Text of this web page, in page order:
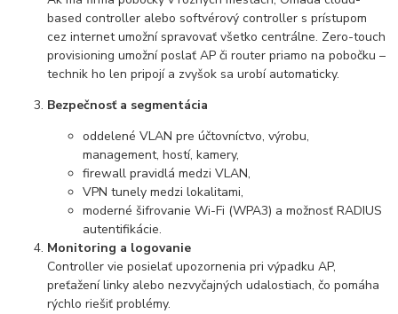
based controller alebo softvérový controller s prístupom
cez internet umožní spravovať všetko centrálne. Zero-touch
provisioning umožní poslať AP či router priamo na pobočku –
technik ho len pripojí a zvyšok sa urobí automaticky.
Bezpečnosť a segmentácia
oddelené VLAN pre účtovníctvo, výrobu,
management, hostí, kamery,
firewall pravidlá medzi VLAN,
VPN tunely medzi lokalitami,
moderné šifrovanie Wi-Fi (WPA3) a možnosť RADIUS
autentifikácie.
Monitoring a logovanie
Controller vie posielať upozornenia pri výpadku AP,
preťažení linky alebo nezvyčajných udalostiach, čo pomáha
rýchlo riešiť problémy.